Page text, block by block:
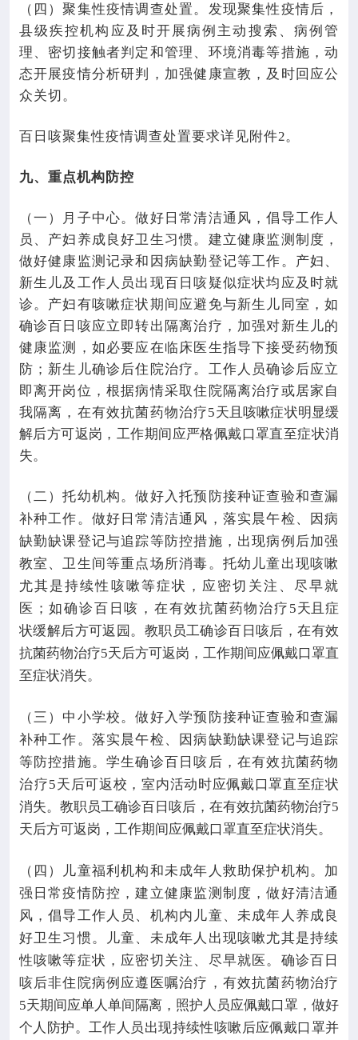
（四）聚集性疫情调查处置。发现聚集性疫情后，
县级疾控机构应及时开展病例主动搜索、病例管
理、密切接触者判定和管理、环境消毒等措施，动
态开展疫情分析研判，加强健康宣教，及时回应公
众关切。
百日咳聚集性疫情调查处置要求详见附件2。
九、重点机构防控
（一）月子中心。做好日常清洁通风，倡导工作人
员、产妇养成良好卫生习惯。建立健康监测制度，
做好健康监测记录和因病缺勤登记等工作。产妇、
新生儿及工作人员出现百日咳疑似症状均应及时就
诊。产妇有咳嗽症状期间应避免与新生儿同室，如
确诊百日咳应立即转出隔离治疗，加强对新生儿的
健康监测，如必要应在临床医生指导下接受药物预
防；新生儿确诊后住院治疗。工作人员确诊后应立
即离开岗位，根据病情采取住院隔离治疗或居家自
我隔离，在有效抗菌药物治疗5天且咳嗽症状明显缓
解后方可返岗，工作期间应严格佩戴口罩直至症状消
失。
（二）托幼机构。做好入托预防接种证查验和查漏
补种工作。做好日常清洁通风，落实晨午检、因病
缺勤缺课登记与追踪等防控措施，出现病例后加强
教室、卫生间等重点场所消毒。托幼儿童出现咳嗽
尤其是持续性咳嗽等症状，应密切关注、尽早就
医；如确诊百日咳，在有效抗菌药物治疗 5天且症
状缓解后方可返园。教职员工确诊百日咳后，在有效
抗菌药物治疗5天后方可返岗，工作期间应佩戴口罩直
至症状消失。
（三）中小学校。做好入学预防接种证查验和查漏
补种工作。落实晨午检、因病缺勤缺课登记与追踪
等防控措施。学生确诊百日咳后，在有效抗菌药物
治疗5天后可返校，室内活动时应佩戴口罩直至症状
消失。教职员工确诊百日咳后，在有效抗菌药物治疗5
天后方可返岗，工作期间应佩戴口罩直至症状消失。
（四）儿童福利机构和未成年人救助保护机构。加
强日常疫情防控，建立健康监测制度，做好清洁通
风，倡导工作人员、机构内儿童、未成年人养成良
好卫生习惯。儿童、未成年人出现咳嗽尤其是持续
性咳嗽等症状，应密切关注、尽早就医。确诊百日
咳后非住院病例应遵医嘱治疗，有效抗菌药物治疗
5天期间应单人单间隔离，照护人员应佩戴口罩，做好
个人防护。工作人员出现持续性咳嗽后应佩戴口罩并